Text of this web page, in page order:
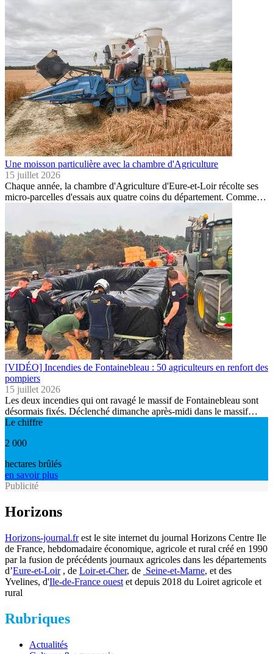
Une moisson particulière avec la chambre d'Agriculture
15 juillet 2026
Chaque année, la chambre d'Agriculture d'Eure-et-Loir récolte ses
micro-parcelles d'essais aux quatre coins du département. Comme…
[VIDÉO] Incendies de Fontainebleau : 50 agriculteurs en renfort des
pompiers
15 juillet 2026
Les deux incendies qui ont ravagé le massif de Fontainebleau sont
désormais fixés. Déclenché dimanche après-midi dans le massif…
Le chiffre
2 000
hectares brûlés
en savoir plus
Publicité
Horizons
Horizons-journal.frest le site internet du journal Horizons Centre Ile
de France, hebdomadaire économique, agricole et rural créé en 1990
par la fusion de précédents journaux agricoles dans les départements
d’Eure-et-Loir, de Loir-et-Cher, de Seine-et-Marne, et des
Yvelines, d'Ile-de-France ouest et depuis 2018 du Loiret agricole et
rural
Rubriques
Actualités